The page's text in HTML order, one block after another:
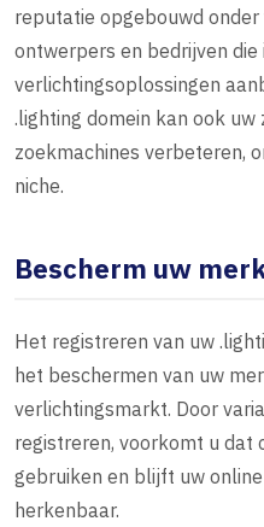
reputatie opgebouwd
ontwerpers en bedrijven die
verlichtingsoplossingen
.lighting domein kan ook uw
zoekmachines verbeteren,
niche.
Bescherm uw
Het registreren van uw
het beschermen van uw
verlichtingsmarkt. Door
registreren, voorkomt u dat
gebruiken en blijft uw
herkenbaar.